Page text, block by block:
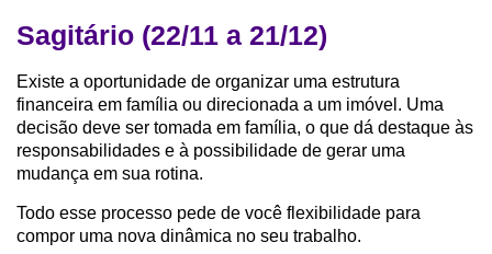
Sagitário (22/11 a 21/12)
Existe a oportunidade de organizar uma estrutura
financeira em família ou direcionada a um imóvel. Uma
decisão deve ser tomada em família, o que dá destaque às
responsabilidades e à possibilidade de gerar uma
mudança em sua rotina.
Todo esse processo pede de você flexibilidade para
compor uma nova dinâmica no seu trabalho.